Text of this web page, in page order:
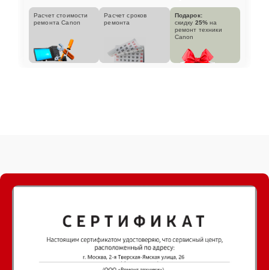
Расчет стоимости
ремонта Canon
Расчет сроков
ремонта
Подарок:
скидку 25% на
ремонт техники
Canon